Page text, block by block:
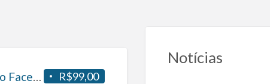
R$99,00
Software Envie Mensagem No Facebook Grupos 2021 – Download Gratuito
Notícias